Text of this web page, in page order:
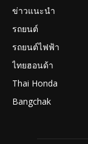
ข่าวแนะนำ
รถยนต์
รถยนต์ไฟฟ้า
ไทยฮอนด้า
Thai Honda
Bangchak